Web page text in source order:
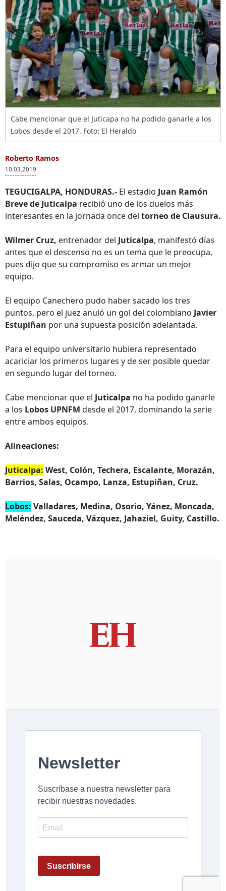
Cabe mencionar que el Juticapa no ha podido ganarle a los
Lobos desde el 2017. Foto: El Heraldo
Roberto Ramos
10.03.2019
TEGUCIGALPA, HONDURAS.- El estadio Juan Ramón
Breve de Juticalpa recibió uno de los duelos más
interesantes en la jornada once del torneo de Clausura.
Wilmer Cruz, entrenador del Juticalpa, manifestó días
antes que el descenso no es un tema que le preocupa,
pues dijo que su compromiso es armar un mejor
equipo.
El equipo Canechero pudo haber sacado los tres
puntos, pero el juez anuló un gol del colombiano Javier
Estupiñan por una supuesta posición adelantada.
Para el equipo universitario hubiera representado
acariciar los primeros lugares y de ser posible quedar
en segundo lugar del torneo.
Cabe mencionar que el Juticalpa no ha podido ganarle
a los Lobos UPNFM desde el 2017, dominando la serie
entre ambos equipos.
Alineaciones:
Juticalpa: West, Colón, Techera, Escalante, Morazán,
Barrios, Salas, Ocampo, Lanza, Estupiñan, Cruz.
Lobos: Valladares, Medina, Osorio, Yánez, Moncada,
Meléndez, Sauceda, Vázquez, Jahaziel, Guity, Castillo.